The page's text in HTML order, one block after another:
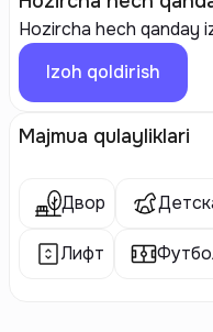
Hozircha hech qanday
Izoh qoldirish
Majmua qulayliklari
Двор
Лифт